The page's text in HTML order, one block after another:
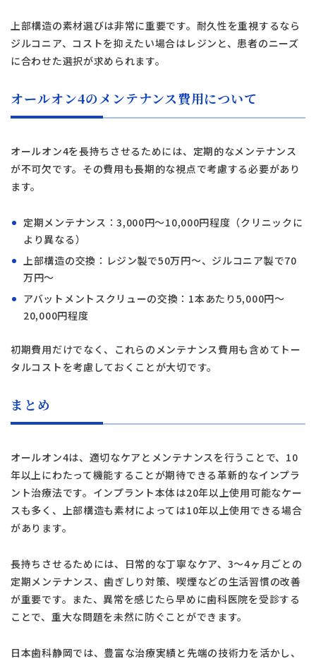
上部構造の素材選びは非常に重要です。耐久性を重視するなら
ジルコニア、コストを抑えたい場合はレジンと、患者のニーズ
に合わせた選択が求められます。
オールオン4のメンテナンス費用について
オールオン4を長持ちさせるためには、定期的なメンテナンス
が不可欠です。その費用も長期的な視点で考慮する必要があり
ます。
定期メンテナンス：3,000円〜10,000円程度（クリニックに
より異なる）
上部構造の交換：レジン製で50万円〜、ジルコニア製で70
万円〜
アバットメントスクリューの交換：1本あたり5,000円〜
20,000円程度
初期費用だけでなく、これらのメンテナンス費用も含めてトー
タルコストを考慮しておくことが大切です。
まとめ
オールオン4は、適切なケアとメンテナンスを行うことで、10
年以上にわたって機能することが期待できる革新的なインプラ
ント治療法です。インプラント本体は20年以上使用可能なケー
スも多く、上部構造も素材によっては10年以上使用できる場合
があります。
長持ちさせるためには、日常的な丁寧なケア、3〜4ヶ月ごとの
定期メンテナンス、歯ぎしり対策、喫煙などの生活習慣の改善
が重要です。また、異常を感じたら早めに歯科医院を受診する
ことで、重大な問題を未然に防ぐことができます。
日本歯科静岡では、豊富な治療実績と先端の技術力を活かし、